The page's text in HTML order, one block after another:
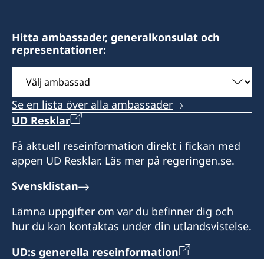
Honorärkonsul
Mónica Erasmie
Adress:
Gobernador Paz 1569
V9410BBE Ushuaia, Tierra del Fuego
Argentina
Vänligen boka tid via mejl eller whatsapp innan
besök.
Honorärkonsul
Hitta ambassader, generalkonsulat och
representationer:
Välj
ambassad
Se en lista över alla ambassader
UD Resklar
Få aktuell reseinformation direkt i fickan med
appen UD Resklar. Läs mer på regeringen.se.
Svensklistan
Lämna uppgifter om var du befinner dig och
hur du kan kontaktas under din utlandsvistelse.
UD:s generella reseinformation